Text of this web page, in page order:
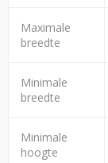
Maximale
breedte
Minimale
breedte
Minimale
hoogte